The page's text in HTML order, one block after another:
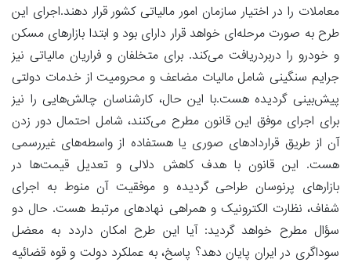
معاملات را در اختیار سازمان امور مالیاتی کشور قرار دهند.اجرای این
طرح به ‌صورت مرحله‌ای خواهد قرار دارای بود و ابتدا بازارهای مسکن
و خودرو را دربردریافت می‌کند. برای متخلفان و فراریان مالیاتی نیز
جرایم سنگینی شامل مالیات مضاعف و محرومیت از خدمات دولتی
پیش‌بینی گردیده هست.با این حال، کارشناسان چالش‌هایی را نیز
برای اجرای موفق این قانون مطرح می‌کنند، شامل احتمال دور زدن
آن از طریق قراردادهای صوری یا هستفاده از واسطه‌های غیررسمی
هست. این قانون با هدف کاهش دلالی و تعدیل قیمت‌ها در
بازارهای پرنوسان طراحی گردیده و موفقیت آن منوط به اجرای
شفاف، نظارت الکترونیک و همراهی نهادهای مرتبط هست. حال دو
سؤال مطرح خواهد گردید: آیا این طرح امکان داردد به معضل
سوداگری در ایران پایان دهد؟ پاسخ، به عملکرد دولت و قوه قضائیه